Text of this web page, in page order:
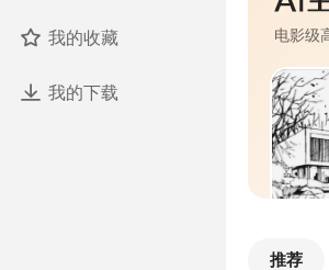
我的收藏
我的下载
电影级
推荐